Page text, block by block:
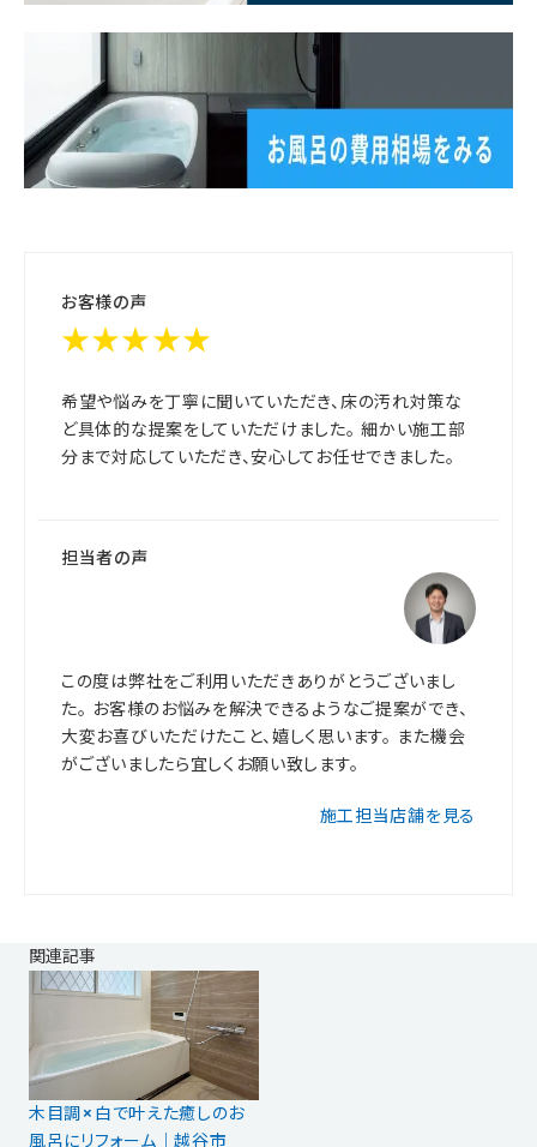
お客様の声
★★★★★
希望や悩みを丁寧に聞いていただき、床の汚れ対策な
ど具体的な提案をしていただけました。 細かい施工部
分まで対応していただき、安心してお任せできました。
担当者の声
この度は弊社をご利用いただきありがとうございまし
た。 お客様のお悩みを解決できるようなご提案ができ、
大変お喜びいただけたこと、嬉しく思います。 また機会
がございましたら宜しくお願い致します。
施工担当店舗を見る
関連記事
木目調×白で叶えた癒しのお
風呂にリフォーム｜越谷市